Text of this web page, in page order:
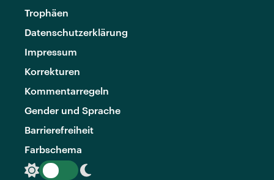
Trophäen
Datenschutzerklärung
Impressum
Korrekturen
Kommentarregeln
Gender und Sprache
Barrierefreiheit
Farbschema